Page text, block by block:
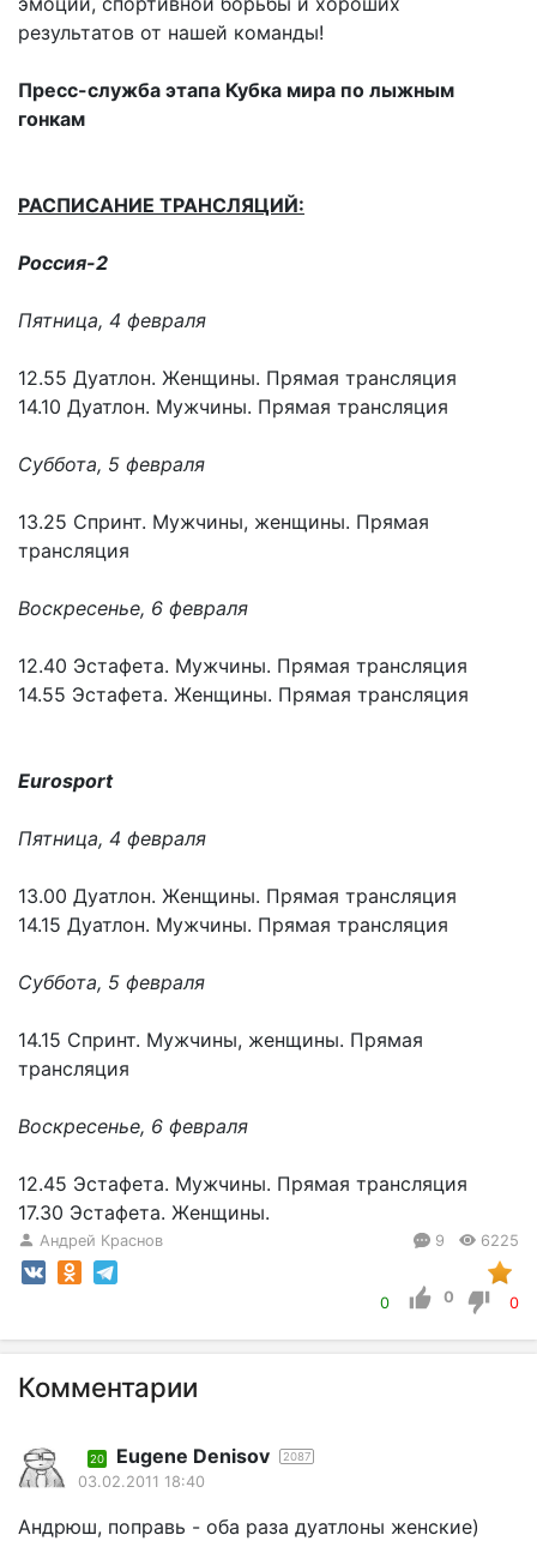
результатов от нашей команды!
Пресс-служба этапа Кубка мира по лыжным
гонкам
РАСПИСАНИЕ ТРАНСЛЯЦИЙ:
Россия-2
Пятница, 4 февраля
12.55 Дуатлон. Женщины. Прямая трансляция
14.10 Дуатлон. Мужчины. Прямая трансляция
Суббота, 5 февраля
13.25 Спринт. Мужчины, женщины. Прямая
трансляция
Воскресенье, 6 февраля
12.40 Эстафета. Мужчины. Прямая трансляция
14.55 Эстафета. Женщины. Прямая трансляция
Eurosport
Пятница, 4 февраля
13.00 Дуатлон. Женщины. Прямая трансляция
14.15 Дуатлон. Мужчины. Прямая трансляция
Суббота, 5 февраля
14.15 Спринт. Мужчины, женщины. Прямая
трансляция
Воскресенье, 6 февраля
12.45 Эстафета. Мужчины. Прямая трансляция
17.30 Эстафета. Женщины.
Андрей Краснов 9 6225
0 0 0
Комментарии
20 Eugene Denisov 2087
03.02.2011 18:40
Андрюш, поправь - оба раза дуатлоны женские)